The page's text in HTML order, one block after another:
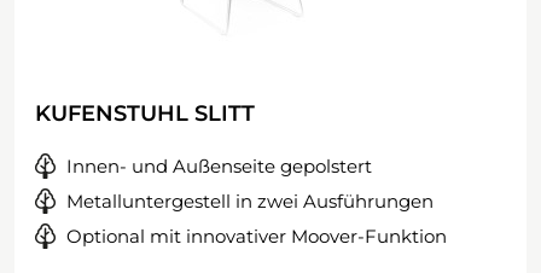
KUFENSTUHL SLITT
Innen- und Außenseite gepolstert
Metalluntergestell in zwei Ausführungen
Optional mit innovativer Moover-Funktion